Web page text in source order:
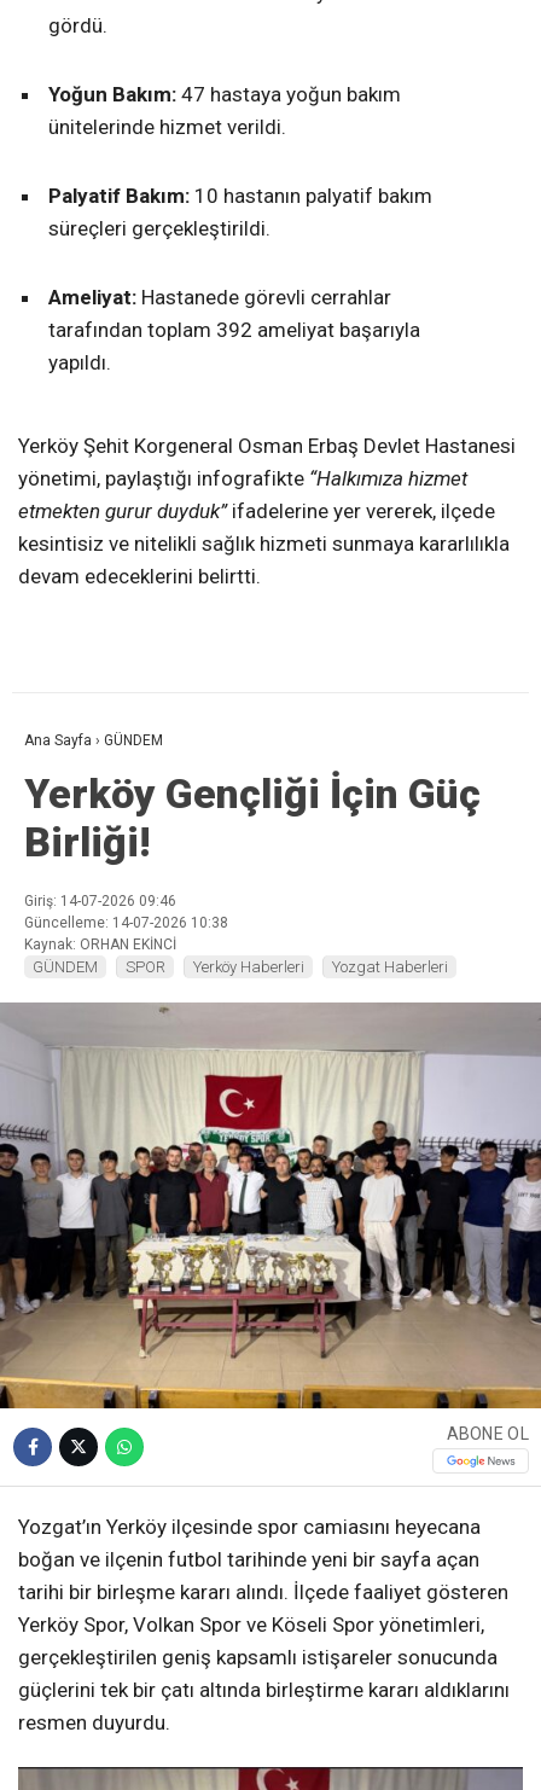
gördü.
Yoğun Bakım: 47 hastaya yoğun bakım
ünitelerinde hizmet verildi.
Palyatif Bakım: 10 hastanın palyatif bakım
süreçleri gerçekleştirildi.
Ameliyat: Hastanede görevli cerrahlar
tarafından toplam 392 ameliyat başarıyla
yapıldı.
Yerköy Şehit Korgeneral Osman Erbaş Devlet Hastanesi
yönetimi, paylaştığı infografikte “Halkımıza hizmet
etmekten gurur duyduk”ifadelerine yer vererek, ilçede
kesintisiz ve nitelikli sağlık hizmeti sunmaya kararlılıkla
devam edeceklerini belirtti.
Ana Sayfa › GÜNDEM
Yerköy Gençliği İçin Güç
Birliği!
Giriş: 14-07-2026 09:46
Güncelleme: 14-07-2026 10:38
Kaynak: ORHAN EKİNCİ
GÜNDEM SPOR Yerköy Haberleri Yozgat Haberleri
ABONE OL
Yozgat’ın Yerköy ilçesinde spor camiasını heyecana
boğan ve ilçenin futbol tarihinde yeni bir sayfa açan
tarihi bir birleşme kararı alındı. İlçede faaliyet gösteren
Yerköy Spor, Volkan Spor ve Köseli Spor yönetimleri,
gerçekleştirilen geniş kapsamlı istişareler sonucunda
güçlerini tek bir çatı altında birleştirme kararı aldıklarını
resmen duyurdu.